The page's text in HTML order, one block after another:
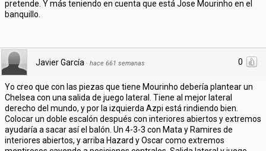
pretende. Y más teniendo en cuenta que está Jose Mourinho en el
banquillo.
0
Javier García · hace 661 semanas
Yo creo que con las piezas que tiene Mourinho debería plantear un
Chelsea con una salida de juego lateral. Tiene al mejor lateral
derecho del mundo, y por la izquierda Azpi está rindiendo bien.
Colocar un doble escalón después con interiores abiertos y extremos
ayudaría a sacar así el balón. Un 4-3-3 con Mata y Ramires de
interiores abiertos, y arriba Hazard y Oscar como extremos